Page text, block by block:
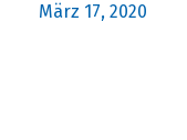
März 17, 2020